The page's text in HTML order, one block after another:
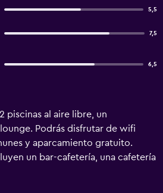
5,5
7,5
6,5
piscinas al aire libre, un
Podrás disfrutar de wifi
y aparcamiento gratuito.
un bar-cafetería, una cafetería
Garden Resort ofrece 75
botella de agua